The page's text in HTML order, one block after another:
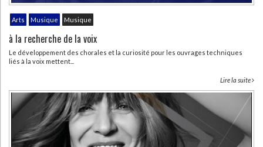
Arts Musique Musique
à la recherche de la voix
Le développement des chorales et la curiosité pour les ouvrages techniques
liés à la voix mettent...
Lire la suite